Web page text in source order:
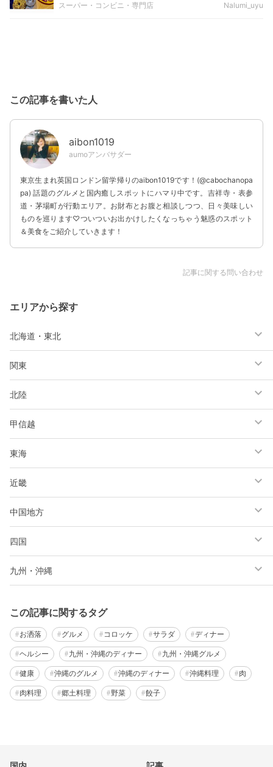
スーパー・コンビニ・専門店
Nalumi_uyu
この記事を書いた人
aibon1019
aumoアンバサダー
東京生まれ英国ロンドン留学帰りのaibon1019です！(@cabochanopa
pa) 話題のグルメと国内癒しスポットにハマり中です。吉祥寺・表参
道・茅場町が行動エリア。お財布とお腹と相談しつつ、日々美味しい
ものを巡ります♡ついついお出かけしたくなっちゃう魅惑のスポット
＆美食をご紹介していきます！
記事に関する問い合わせ
エリアから探す
北海道・東北
関東
北陸
甲信越
東海
近畿
中国地方
四国
九州・沖縄
この記事に関するタグ
お洒落 グルメ コロッケ サラダ ディナー
ヘルシー 九州・沖縄のディナー 九州・沖縄グルメ
健康 沖縄のグルメ 沖縄のディナー 沖縄料理 肉
肉料理 郷土料理 野菜 餃子